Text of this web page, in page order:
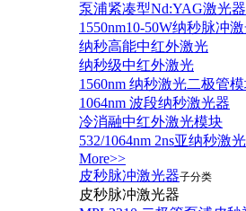
泵浦紧凑型Nd:YAG激光器
1550nm10-50W纳秒脉冲
纳秒高能中红外激光
纳秒级中红外激光
1560nm 纳秒激光二极管
1064nm 波段纳秒激光器
冷消融中红外激光模块
532/1064nm 2ns亚纳秒激
More>>
皮秒脉冲激光器子分类
皮秒脉冲激光器